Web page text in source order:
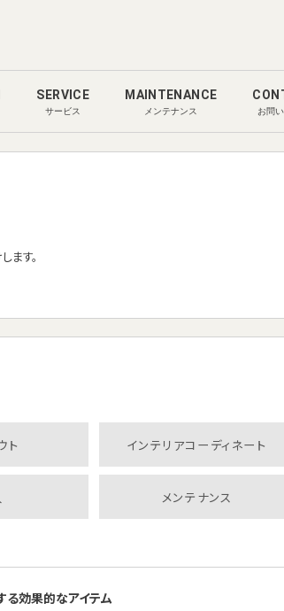
SERVICE
サービス
MAINTENANCE
メンテナンス お問
ます。
ト インテリアコーディネート
メンテナンス
る効果的なアイテム